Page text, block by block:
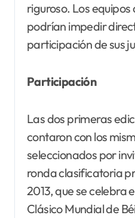
riguroso. Los equipos
podrían impedir
participación de sus
Participación
Las dos primeras
contaron con los
seleccionados por
ronda clasificatoria
2013, que se celebra
Clásico Mundial de